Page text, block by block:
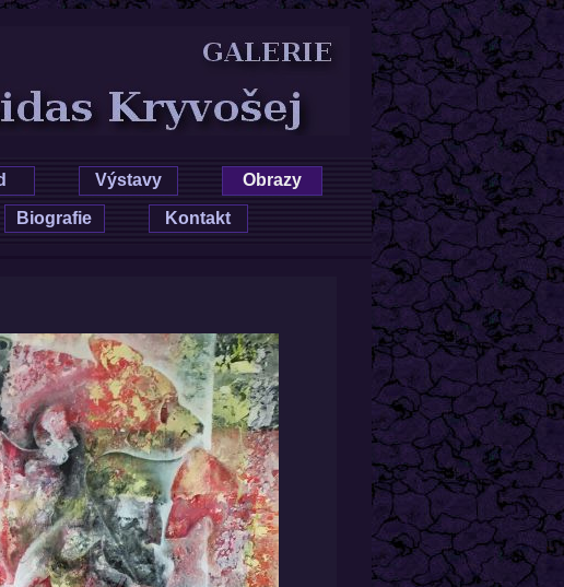
Kryvošej
Výstavy Obrazy
Biografie Kontakt